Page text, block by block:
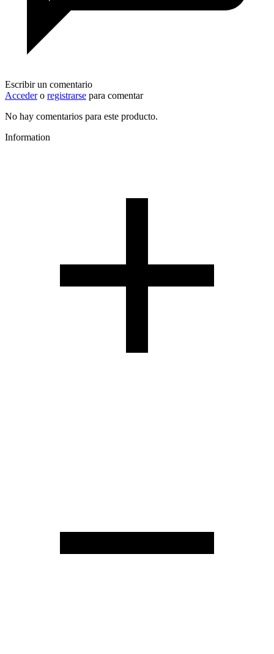
Escribir un comentario
Accedero registrarse para comentar
No hay comentarios para este producto.
Information